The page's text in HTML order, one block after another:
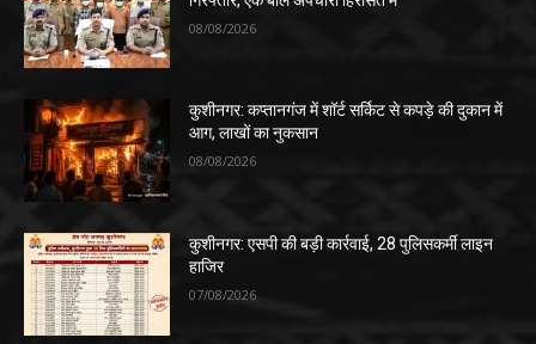
08/08/2026
कुशीनगर: कप्तानगंज में शॉर्ट सर्किट से कपड़े की दुकान में
आग, लाखों का नुकसान
08/08/2026
कुशीनगर: एसपी की बड़ी कार्रवाई, 28 पुलिसकर्मी लाइन
हाजिर
07/08/2026